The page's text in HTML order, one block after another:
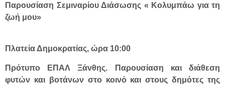
Παρουσίαση Σεμιναρίου Διάσωσης « Κολυμπάω για τη
ζωή μου»
Πλατεία Δημοκρατίας, ώρα 10:00
Πρότυπο ΕΠΑΛ Ξάνθης. Παρουσίαση και διάθεση
φυτών και βοτάνων στο κοινό και στους δημότες της